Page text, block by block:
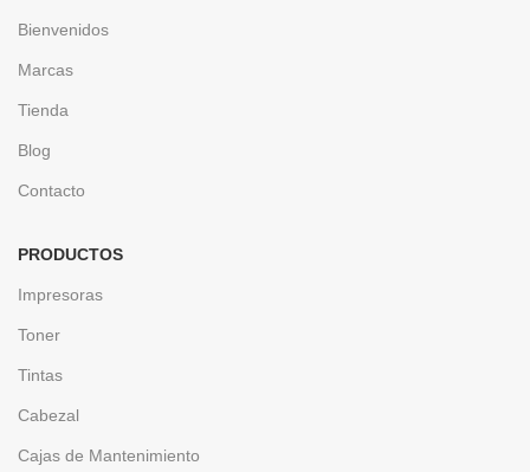
Bienvenidos
Marcas
Tienda
Blog
Contacto
PRODUCTOS
Impresoras
Toner
Tintas
Cabezal
Cajas de Mantenimiento